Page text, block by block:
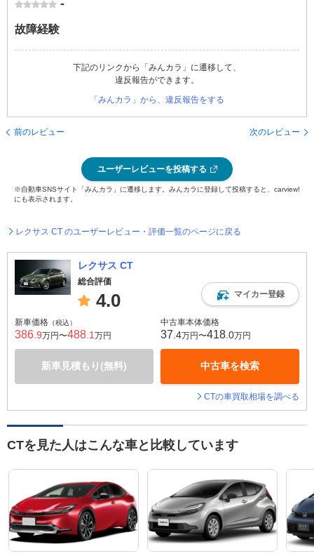
-
故障経験
下記のリンクから「みんカラ」に遷移して、
違反報告ができます。
「みんカラ」から、違反報告をする
前のレビュー 次のレビュー
ユーザーレビューを投稿する
※自動車SNSサイト「みんカラ」に遷移します。みんカラに登録して投稿すると、carview!
にも表示されます。
レクサス CT のユーザーレビュー・評価一覧のページに戻る
レクサス CT
総合評価
4.0 マイカー登録
新車価格 （税込）
386 .9万円〜488 .1 万円
新車見積もり(無料)
中古車本体価格
37 .4万円〜418 .0万円
中古車を検索
CTの車買取相場を調べる
CTを見た人はこんな車と比較しています